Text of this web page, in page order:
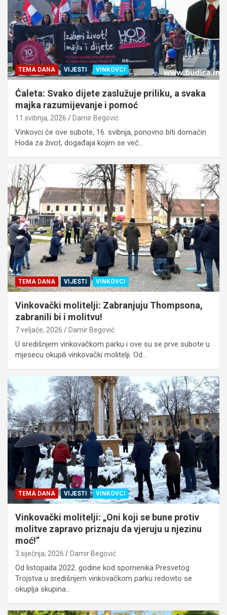
TEMA DANA VIJESTI VINKOVCI
Ćaleta: Svako dijete zaslužuje priliku, a svaka
majka razumijevanje i pomoć
11 svibnja, 2026 Damir Begović
Vinkovci će ove subote, 16. svibnja, ponovno biti domaćin
Hoda za život, događaja kojim se već…
TEMA DANA VIJESTI VINKOVCI
Vinkovački molitelji: Zabranjuju Thompsona,
zabranili bi i molitvu!
7 veljače, 2026 Damir Begović
U središnjem vinkovačkom parku i ove su se prve subote u
mjesecu okupili vinkovački molitelji. Od…
TEMA DANA VIJESTI VINKOVCI
Vinkovački molitelji: „Oni koji se bune protiv
molitve zapravo priznaju da vjeruju u njezinu
moć!”
3 siječnja, 2026 Damir Begović
Od listopada 2022. godine kod spomenika Presvetog
Trojstva u središnjem vinkovačkom parku redovito se
okuplja skupina…